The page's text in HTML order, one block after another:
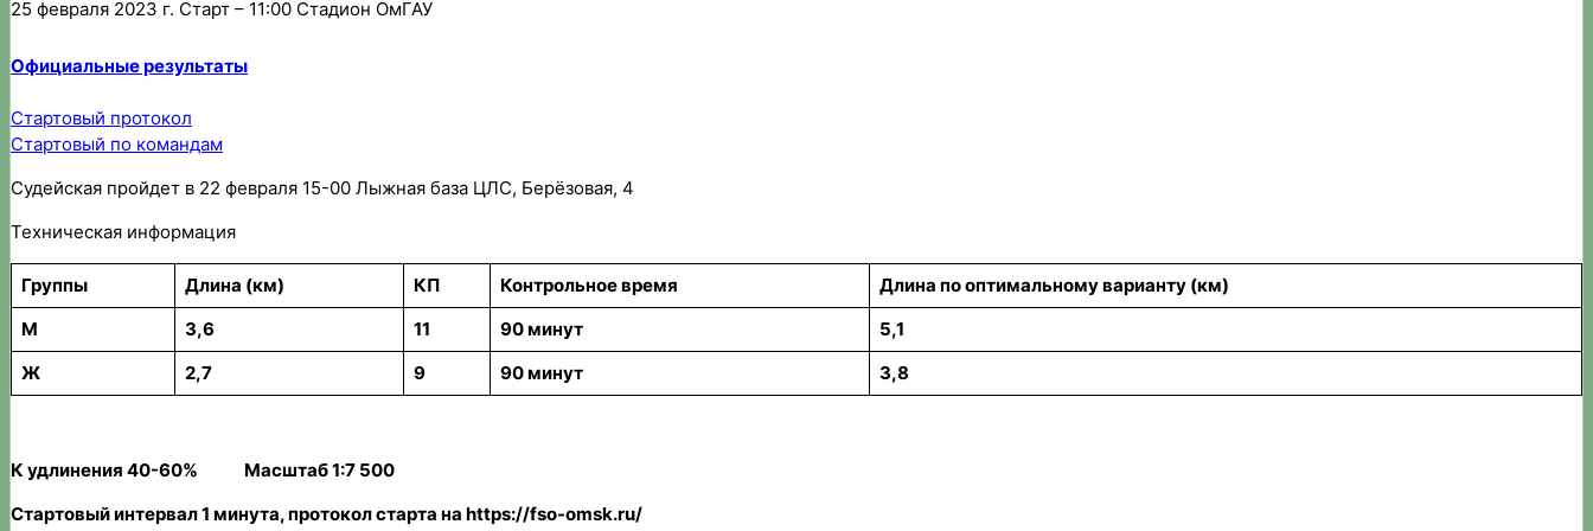
25 февраля 2023 г. Старт – 11:00 Стадион ОмГАУ
Официальные результаты
Стартовый протокол
Стартовый по командам
Судейская пройдет в 22 февраля 15-00 Лыжная база ЦЛС, Берёзовая, 4
Техническая информация
Группы Длина (км) КП Контрольное время
Длина по оптимальному варианту (км)
М
3,6 11 90 минут
5,1
Ж
2,7 9 90 минут 3,8
К удлинения 40-60% Масштаб 1:7 500
Стартовый интервал 1 минута, протокол старта на https://fso-omsk.ru/